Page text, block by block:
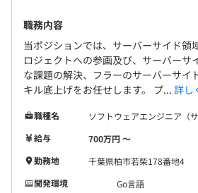
職務内容
当ポジションでは、サーバーサイド領
ロジェクトへの参画及び、サーバーサ
な課題の解決、フラーのサーバーサイ
キル底上げをお任せします。 プ... 詳し
職種名
ソフトウェアエンジニア（
給与
700万円 〜
勤務地
千葉県柏市若柴178番地4
開発環境
Go言語